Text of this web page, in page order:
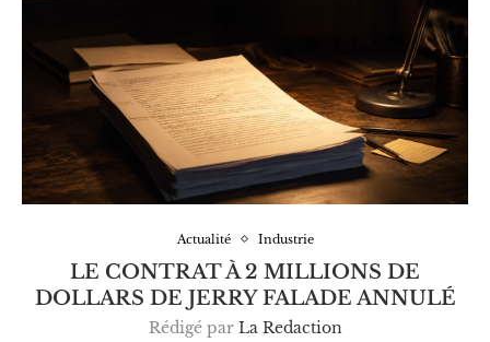
Actualité Industrie
LE CONTRAT À 2 MILLIONS DE
DOLLARS DE JERRY FALADE ANNULÉ
Rédigé par La Redaction